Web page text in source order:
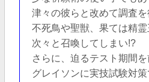
津々の彼らと改めて調査
不死鳥や聖獣、果ては精
次々と召喚してしまい!?
さらに、迫るテスト期間
グレイソンに実技試験対